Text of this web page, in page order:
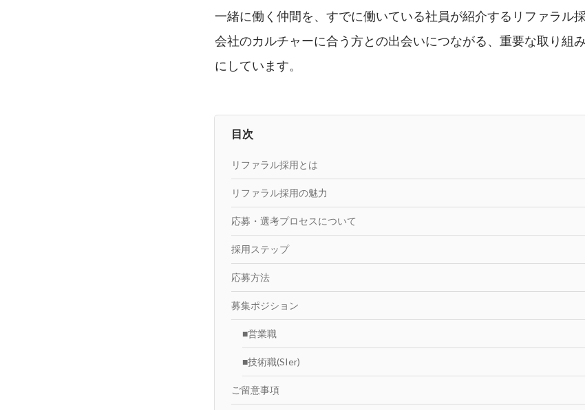
一緒に働く仲間を、すでに働いている社員が紹介するリファラル採
会社のカルチャーに合う方との出会いにつながる、重要な取り組
にしています。
目次
リファラル採用とは
リファラル採用の魅力
応募・選考プロセスについて
採用ステップ
応募方法
募集ポジション
■営業職
■技術職(SIer)
ご留意事項